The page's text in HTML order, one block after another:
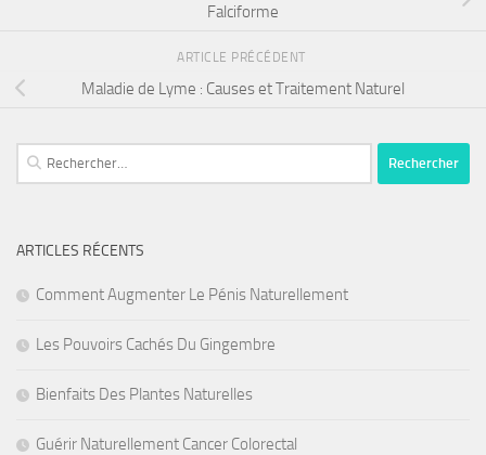
Falciforme
ARTICLE PRÉCÉDENT
Maladie de Lyme : Causes et Traitement Naturel
Rechercher :
ARTICLES RÉCENTS
Comment Augmenter Le Pénis Naturellement
Les Pouvoirs Cachés Du Gingembre
Bienfaits Des Plantes Naturelles
Guérir Naturellement Cancer Colorectal